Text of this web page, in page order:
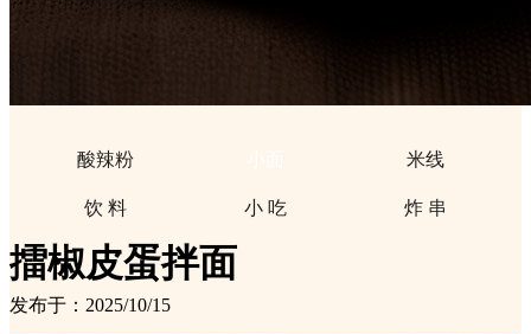
酸辣粉 米线
饮 料 小 吃 炸 串
擂椒皮蛋拌面
发布于：2025/10/15